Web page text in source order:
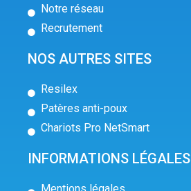
Notre réseau
Recrutement
NOS AUTRES SITES
Resilex
Patères anti-poux
Chariots Pro NetSmart
INFORMATIONS LÉGALES